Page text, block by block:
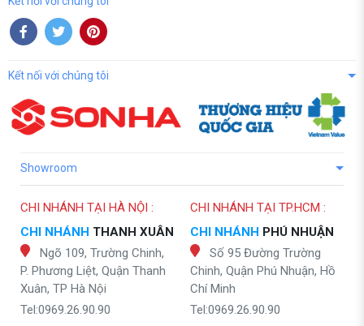
Kết nối với chúng tôi
Showroom
CHI NHÁNH TẠI HÀ NỘI :
CHI NHÁNH THANH XUÂN
Ngõ 109, Trường Chinh,
P. Phương Liệt, Quận Thanh
Xuân, TP Hà Nội
Tel:0969.26.90.90
CHI NHÁNH TẠI TP.HCM :
CHI NHÁNH PHÚ NHUẬN
Số 95 Đường Trường
Chinh, Quận Phú Nhuận, Hồ
Chí Minh
Tel:0969.26.90.90